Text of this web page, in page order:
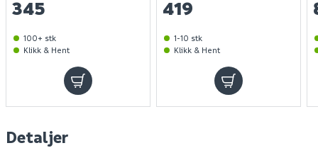
345
100+ stk
Klikk & Hent
419
1-10 stk
Klikk & Hent
Detaljer